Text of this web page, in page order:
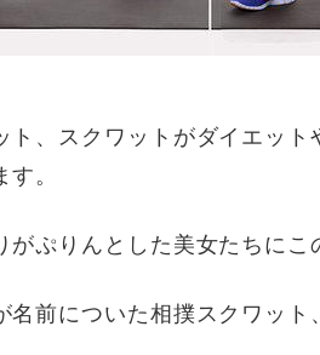
ト、スクワットがダイエッ
。
がぷりんとした美女たちに
名前についた相撲スクワット